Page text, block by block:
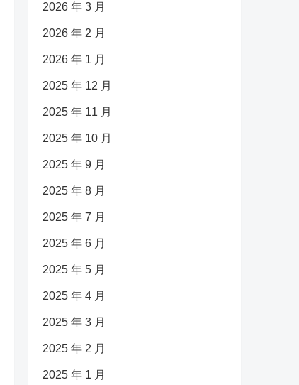
2026 年 3 月
2026 年 2 月
2026 年 1 月
2025 年 12 月
2025 年 11 月
2025 年 10 月
2025 年 9 月
2025 年 8 月
2025 年 7 月
2025 年 6 月
2025 年 5 月
2025 年 4 月
2025 年 3 月
2025 年 2 月
2025 年 1 月